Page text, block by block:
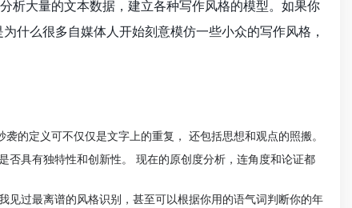
析大量的文本数据，建立各种写作风格的模型。如果你
什么很多自媒体人开始刻意模仿一些小众的写作风格，
的定义可不仅仅是文字上的重复， 还包括思想和观点的照搬。
否具有独特性和创新性。 现在的原创度分析，连角度和论证都
见过最离谱的风格识别，甚至可以根据你用的语气词判断你的年